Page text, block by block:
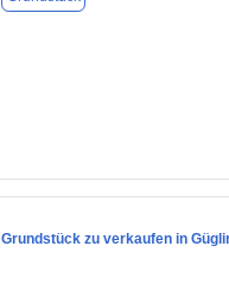
Grundstück zu verkaufen in